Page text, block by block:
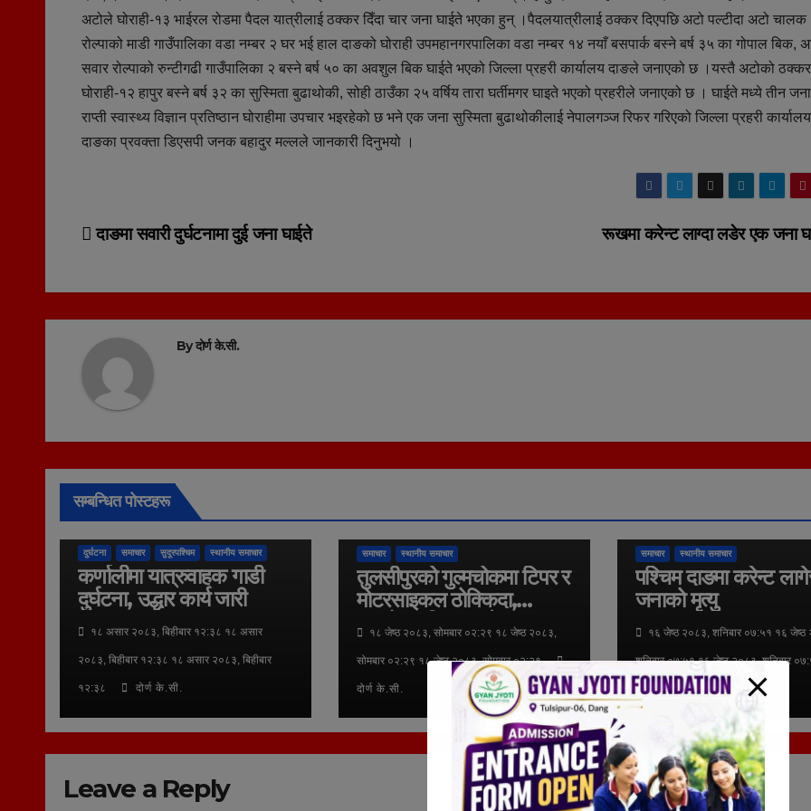
अटोले घोराही-१३ भाईरल रोडमा पैदल यात्रीलाई ठक्कर दिँदा चार जना घाईते भएका हुन् ।पैदलयात्रीलाई ठक्कर दिएपछि अटो पल्टीदा अटो चालक
रोल्पाको माडी गाउँपालिका वडा नम्बर २ घर भई हाल दाङको घोराही उपमहानगरपालिका वडा नम्बर १४ नयाँ बसपार्क बस्ने बर्ष ३५ का गोपाल बिक,
सवार रोल्पाको रुन्टीगढी गाउँपालिका २ बस्ने बर्ष ५० का अवशुल बिक घाईते भएको जिल्ला प्रहरी कार्यालय दाङले जनाएको छ ।यस्तै अटोको
घोराही-१२ हापुर बस्ने बर्ष ३२ का सुस्मिता बुढाथोकी, सोही ठाउँका २५ वर्षिय तारा घर्तीमगर घाइते भएको प्रहरीले जनाएको छ । घाईते मध्ये तीन
राप्ती स्वास्थ्य विज्ञान प्रतिष्ठान घोराहीमा उपचार भइरहेको छ भने एक जना सुस्मिता बुढाथोकीलाई नेपालगञ्ज रिफर गरिएको जिल्ला प्रहरी कार्यालय
दाङका प्रवक्ता डिएसपी जनक बहादुर मल्लले जानकारी दिनुभयो ।
Post
रूखमा करेन्ट लाग्दा लडेर एक जना
दाङमा सवारी दुर्घटनामा दुई जना घाईते
Byदोर्ण के.सी.
सम्बन्धित पोस्टहरू
दुर्घटना समाचार सुदूरपश्चिम स्थानीय समाचार
कर्णालीमा यात्रुवाहक गाडी
दुर्घटना, उद्धार कार्य जारी
१८ असार २०८३, बिहीबार १२:३८ १८ असार
२०८३, बिहीबार १२:३८ १८ असार २०८३, बिहीबार
१२:३८ दोर्ण के.सी.
समाचार स्थानीय समाचार
तुलसीपुरको गुल्मचोकमा टिपर र
मोटरसाइकल ठोक्किदा,
बावुछोरा गम्भिर घाइते,
नेपालगन्ज रिफर
१८ जेष्ठ २०८३, सोमबार ०२:२९ १८ जेष्ठ २०८३,
सोमबार ०२:२९ १८ जेष्ठ २०८३, सोमबार ०२:२९
दोर्ण के.सी.
समाचार स्थानीय समाचार
पश्चिम दाङमा करेन्ट
जनाको मृत्यु
१६ जेष्ठ २०८३, शनिबार ०७:५१ १६ जेष्ठ
शनिबार ०७:५१ १६ जेष्ठ २०८३, शनिबार
दोर्ण के.सी.
Leave a Reply